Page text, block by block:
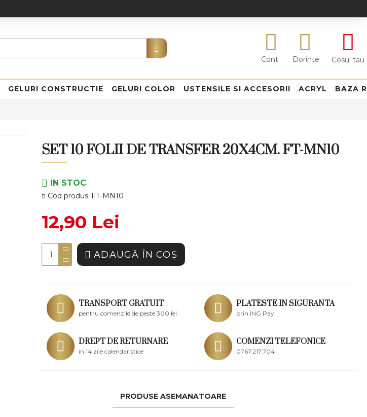
Cont Dorinte Cosul tau
GELURI CONSTRUCTIE GELURI COLOR USTENSILE SI ACCESORII ACRYL BAZA
SET 10 FOLII DE TRANSFER 20X4CM. FT-MN10
IN STOC
Cod produs: FT-MN10
12,90 Lei
ADAUGĂ ÎN COŞ
TRANSPORT GRATUIT
pentru comenzile de peste 300 lei
PLATESTE IN SIGURANTA
prin ING Pay
DREPT DE RETURNARE
in 14 zile calendaristice
COMENZI TELEFONICE
0767.217.704
PRODUSE ASEMANATOARE